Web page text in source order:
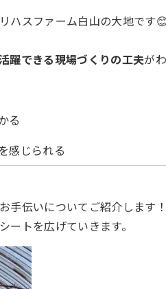
ハスファーム白山の大地です
躍できる現場づくりの工夫が
る
感じられる
手伝いについてご紹介します
トを広げていきます。